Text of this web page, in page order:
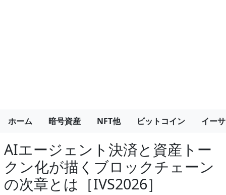
ホーム 暗号資産 NFT他 ビットコイン イー
AIエージェント決済と資産トー
クン化が描くブロックチェーン
の次章とは［IVS2026］